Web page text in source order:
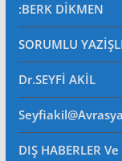
:BERK DİKMEN
SORUMLU
Dr.SEYFİ AKİL
DIŞ HABERLER